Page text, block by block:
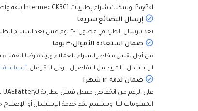
PayPal، ويمكنك شراء بطاريات Intermec CK3C1 بثقة واطمأنية.
إرسال البضائع سريعا
نعد بإرسال الطرد في غضون ١-٢ يوم عمل بعد استلام الطلب (قد يتطلب عدد قليل من البطاريات وقتا إضافيا لنقل البضائع من الممخازن الأخرى)، وسيتم تسليمها إليكم في أقصر وقت.
ضمان استعادة الأموال٣٠ يوما
الإستبدال. للمزيد من التفاصيل، يرجى النقر على
”سياسة
ضمان لدمة ١٢ شهرا
المعلومات لنا، وسنقدم لكم خدمة الإستبدال أو